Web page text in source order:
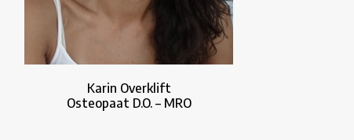
Karin Overklift
Osteopaat D.O. – MRO